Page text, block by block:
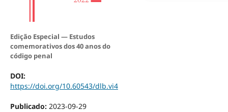
Edição Especial — Estudos
comemorativos dos 40 anos do
código penal
DOI:
https://doi.org/10.60543/dlb.vi4
Publicado: 2023-09-29